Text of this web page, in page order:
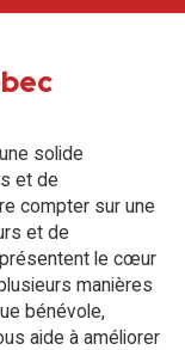
solide
et de
compter sur une
et de
le cœur
manières
bénévole,
aide à améliorer